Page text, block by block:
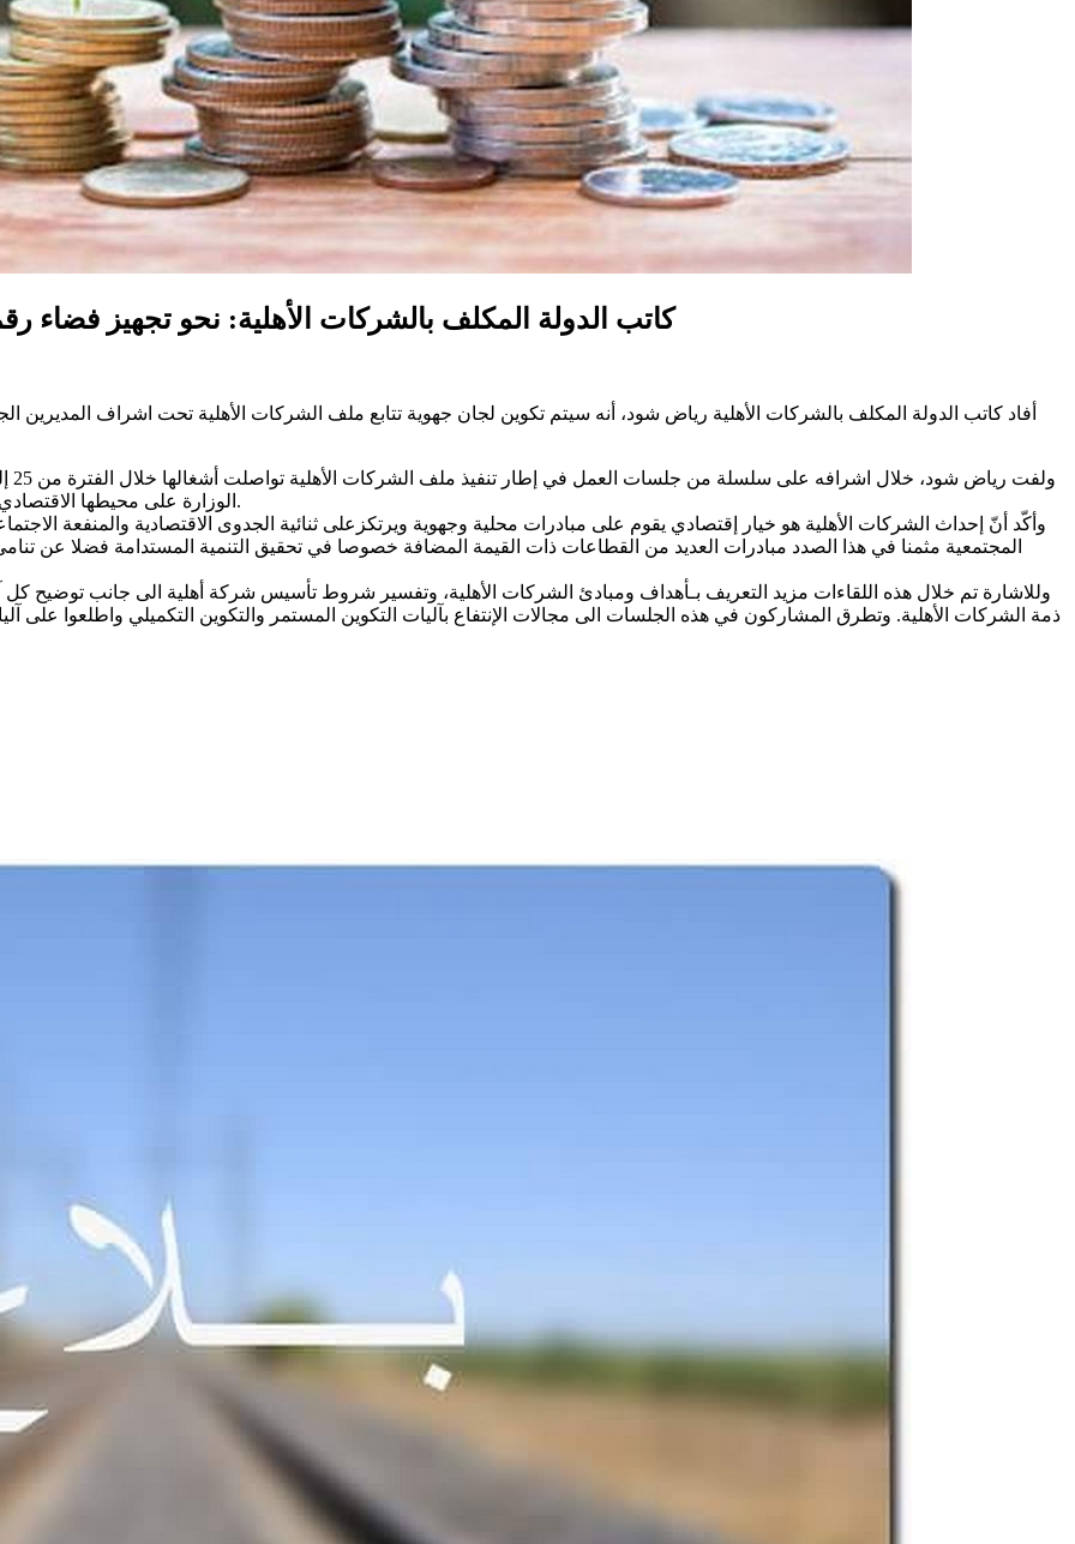
كاتب الدولة المكلف بالشركات الأهلية: نحو تجهيز فضاء
أفاد كاتب الدولة المكلف بالشركات الأهلية رياض شود، أنه سيتم تكوين لجان جهوية تتابع ملف الشركات الأهلية تحت اشراف المديرين
الوزارة على محيطها الاقتصادي والإجتماعي في مختلف مراحل إعداد مقومات ملف الشركات الأهلية.
وأكّد أنّ إحداث الشركات الأهلية هو خيار إقتصادي يقوم على مبادرات محلية وجهوية ويرتكزعلى ثنائية الجدوى الاقتصادية والمنفعة
المجتمعية مثمنا في هذا الصدد مبادرات العديد من القطاعات ذات القيمة المضافة خصوصا في تحقيق التنمية المستدامة فضلا عن
وللاشارة تم خلال هذه اللقاءات مزيد التعريف بـأهداف ومبادئ الشركات الأهلية، وتفسير شروط تأسيس شركة أهلية الى جانب توضيح كل